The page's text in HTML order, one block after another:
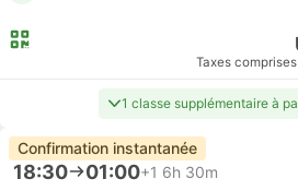
Taxes comprises
1 classe supplémentaire à
Confirmation instantanée
18:30 01:00+1 6h 30m